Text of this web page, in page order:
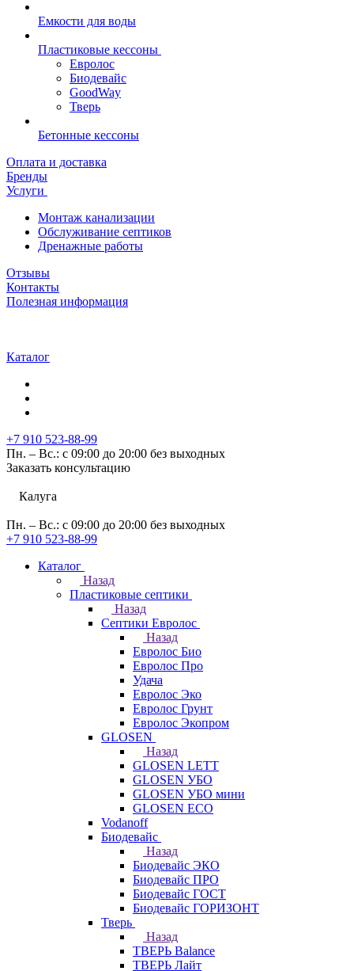
Емкости для воды
Пластиковые кессоны
Евролос
Биодевайс
GoodWay
Тверь
Бетонные кессоны
Оплата и доставка
Бренды
Услуги
Монтаж канализации
Обслуживание септиков
Дренажные работы
Отзывы
Контакты
Полезная информация
Каталог
+7 910 523-88-99
Пн. – Вс.: с 09:00 до 20:00 без выходных
Заказать консультацию
Калуга
Пн. – Вс.: с 09:00 до 20:00 без выходных
+7 910 523-88-99
Каталог
Назад
Пластиковые септики
Назад
Септики Евролос
Назад
Евролос Био
Евролос Про
Удача
Евролос Эко
Евролос Грунт
Евролос Экопром
GLOSEN
Назад
GLOSEN LETT
GLOSEN УБО
GLOSEN УБО мини
GLOSEN ECO
Vodanoff
Биодевайс
Назад
Биодевайс ЭКО
Биодевайс ПРО
Биодевайс ГОСТ
Биодевайс ГОРИЗОНТ
Тверь
Назад
ТВЕРЬ Balance
ТВЕРЬ Лайт